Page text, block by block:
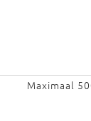
Maximaal